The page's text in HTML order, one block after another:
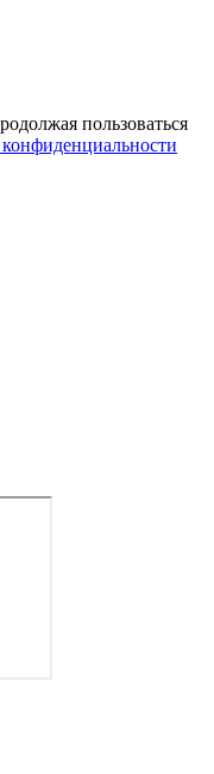
пользоваться